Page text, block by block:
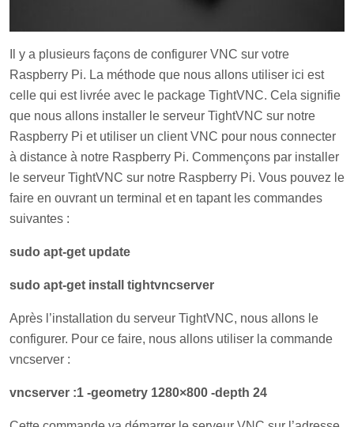
Il y a plusieurs façons de configurer VNC sur votre
Raspberry Pi. La méthode que nous allons utiliser ici est
celle qui est livrée avec le package TightVNC. Cela signifie
que nous allons installer le serveur TightVNC sur notre
Raspberry Pi et utiliser un client VNC pour nous connecter
à distance à notre Raspberry Pi. Commençons par installer
le serveur TightVNC sur notre Raspberry Pi. Vous pouvez le
faire en ouvrant un terminal et en tapant les commandes
suivantes :
sudo apt-get update
sudo apt-get install tightvncserver
Après l’installation du serveur TightVNC, nous allons le
configurer. Pour ce faire, nous allons utiliser la commande
vncserver :
vncserver :1 -geometry 1280×800 -depth 24